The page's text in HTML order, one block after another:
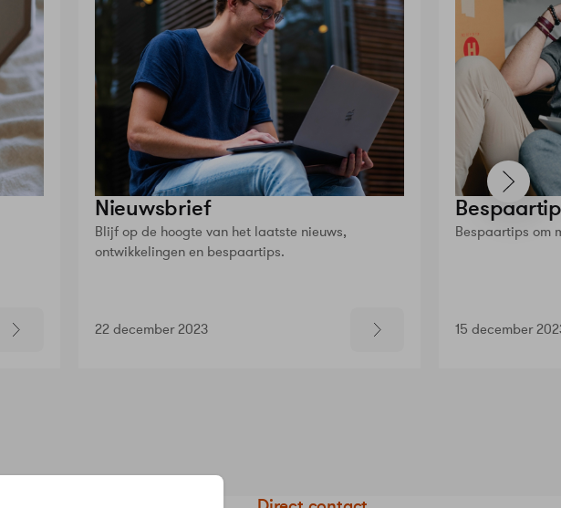
Nieuwsbrief
Blijf op de hoogte van het laatste nieuws,
ontwikkelingen en bespaartips.
22 december 2023
Bespaartips om
15 december